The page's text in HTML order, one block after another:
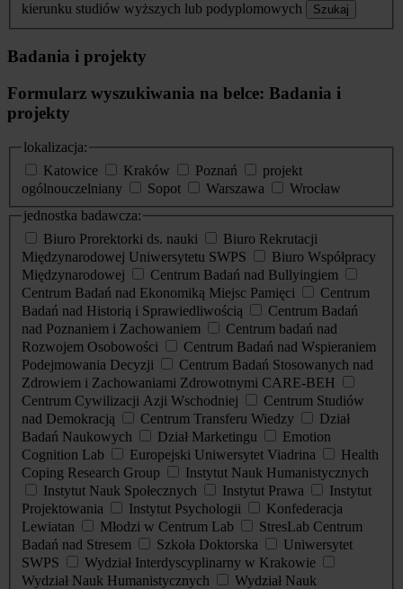
kierunku studiów wyższych lub podyplomowych
Szukaj
Badania i projekty
Formularz wyszukiwania na belce: Badania i
projekty
lokalizacja:
Katowice
Kraków Poznań
projekt
ogólnouczelniany
Sopot Warszawa
Wrocław
jednostka badawcza:
Biuro Prorektorki ds. nauki
Biuro Rekrutacji
Międzynarodowej Uniwersytetu SWPS
Biuro Współpracy
Międzynarodowej
Centrum Badań nad Bullyingiem
Centrum Badań nad Ekonomiką Miejsc Pamięci
Centrum
Badań nad Historią i Sprawiedliwością
Centrum Badań
nad Poznaniem i Zachowaniem
Centrum badań nad
Rozwojem Osobowości
Centrum Badań nad Wspieraniem
Podejmowania Decyzji
Centrum Badań Stosowanych nad
Zdrowiem i Zachowaniami Zdrowotnymi CARE-BEH
Centrum Cywilizacji Azji Wschodniej
Centrum Studiów
nad Demokracją
Centrum Transferu Wiedzy
Dział
Badań Naukowych
Dział Marketingu
Emotion
Cognition Lab
Europejski Uniwersytet Viadrina
Health
Coping Research Group
Instytut Nauk Humanistycznych
Instytut Nauk Społecznych
Instytut Prawa
Instytut
Projektowania
Instytut Psychologii
Konfederacja
Lewiatan
Młodzi w Centrum Lab
StresLab Centrum
Badań nad Stresem
Szkoła Doktorska
Uniwersytet
SWPS
Wydział Interdyscyplinarny w Krakowie
Wydział Nauk Humanistycznych
Wydział Nauk